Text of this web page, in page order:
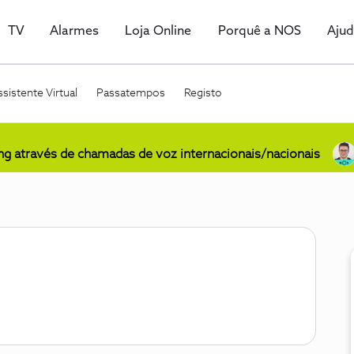
TV Alarmes Loja Online Porquê a NOS
Virtual Passatempos Registo
através de chamadas de voz internacionais/nacionais